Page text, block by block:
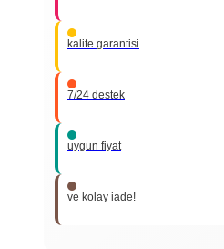
kalite garantisi
7/24 destek
uygun fiyat
ve kolay iade!